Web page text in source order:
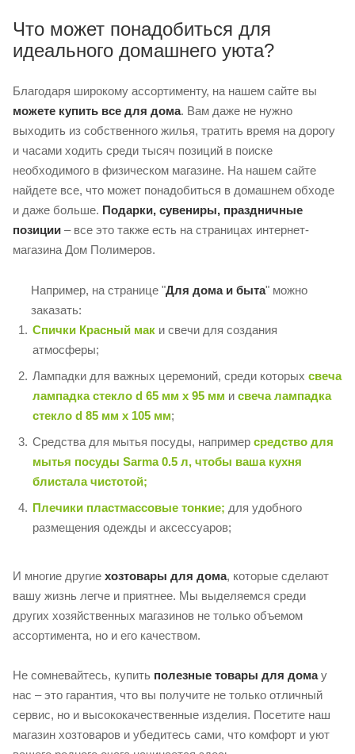
Что может понадобиться для
идеального домашнего уюта?
Благодаря широкому ассортименту, на нашем сайте вы
можете купить все для дома. Вам даже не нужно
выходить из собственного жилья, тратить время на дорогу
и часами ходить среди тысяч позиций в поиске
необходимого в физическом магазине. На нашем сайте
найдете все, что может понадобиться в домашнем обходе
и даже больше. Подарки, сувениры, праздничные
позиции – все это также есть на страницах интернет-
магазина Дом Полимеров.
Например, на странице "Для дома и быта" можно
заказать:
Спички Красный мак и свечи для создания
атмосферы;
Лампадки для важных церемоний, среди которых свеча
лампадка стекло d 65 мм x 95 мм и свеча лампадка
стекло d 85 мм x 105 мм;
Средства для мытья посуды, например средство для
мытья посуды Sarma 0.5 л, чтобы ваша кухня
блистала чистотой;
Плечики пластмассовые тонкие; для удобного
размещения одежды и аксессуаров;
И многие другие хозтовары для дома, которые сделают
вашу жизнь легче и приятнее. Мы выделяемся среди
других хозяйственных магазинов не только объемом
ассортимента, но и его качеством.
Не сомневайтесь, купить полезные товары для домау
нас – это гарантия, что вы получите не только отличный
сервис, но и высококачественные изделия. Посетите наш
магазин хозтоваров и убедитесь сами, что комфорт и уют